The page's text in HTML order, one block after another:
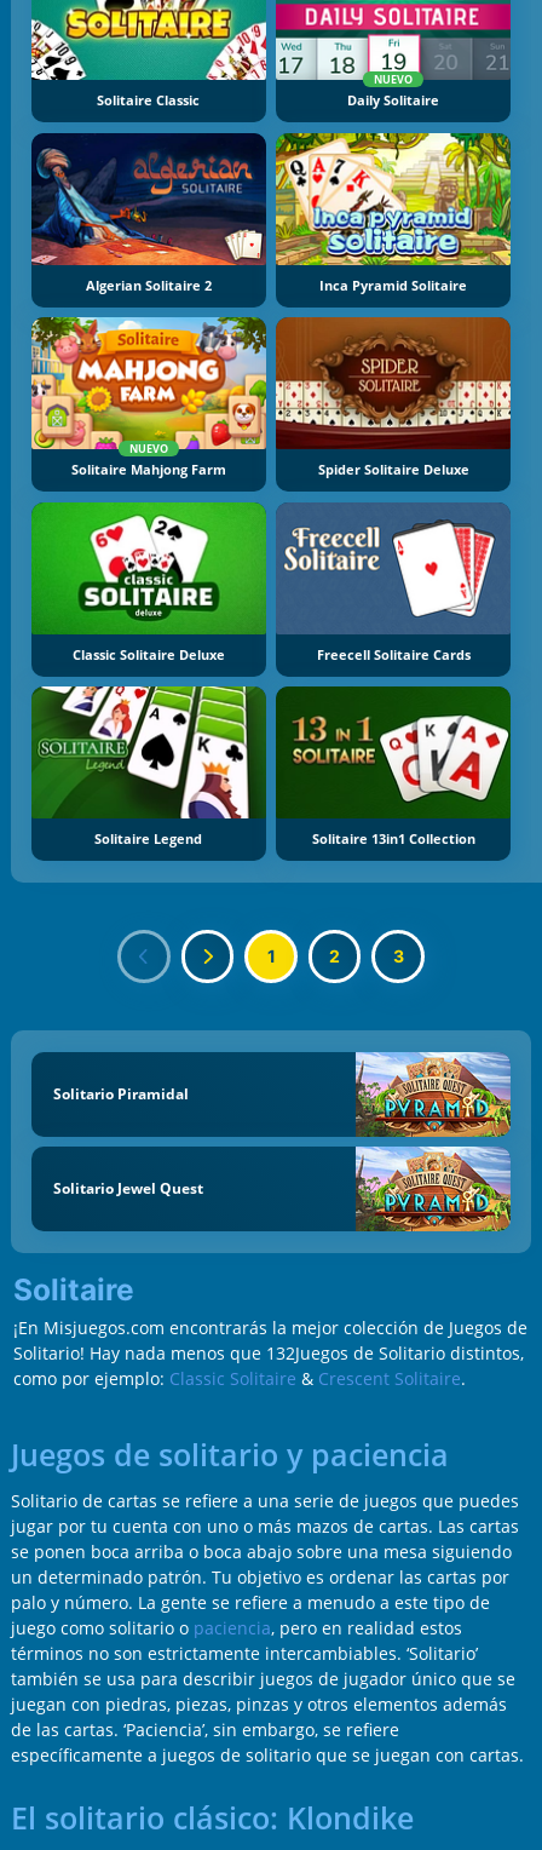
Solitaire Classic
NUEVO
Daily Solitaire
Algerian Solitaire 2 Inca Pyramid Solitaire
NUEVO
Solitaire Mahjong Farm Spider Solitaire Deluxe
Classic Solitaire Deluxe Freecell Solitaire Cards
Solitaire Legend Solitaire 13in1 Collection
1 2 3
Solitario Piramidal
Solitario Jewel Quest
Solitaire
¡En Misjuegos.com encontrarás la mejor colección de Juegos de
Solitario! Hay nada menos que 132Juegos de Solitario distintos,
como por ejemplo: Classic Solitaire & Crescent Solitaire.
Juegos de solitario y paciencia
Solitario de cartas se refiere a una serie de juegos que puedes
jugar por tu cuenta con uno o más mazos de cartas. Las cartas
se ponen boca arriba o boca abajo sobre una mesa siguiendo
un determinado patrón. Tu objetivo es ordenar las cartas por
palo y número. La gente se refiere a menudo a este tipo de
juego como solitario o paciencia, pero en realidad estos
términos no son estrictamente intercambiables. ‘Solitario’
también se usa para describir juegos de jugador único que se
juegan con piedras, piezas, pinzas y otros elementos además
de las cartas. ‘Paciencia’, sin embargo, se refiere
específicamente a juegos de solitario que se juegan con cartas.
El solitario clásico: Klondike